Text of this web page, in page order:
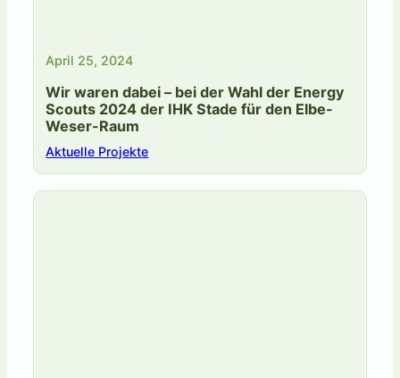
April 25, 2024
Wir waren dabei – bei der Wahl der Energy
Scouts 2024 der IHK Stade für den Elbe-
Weser-Raum
Aktuelle Projekte